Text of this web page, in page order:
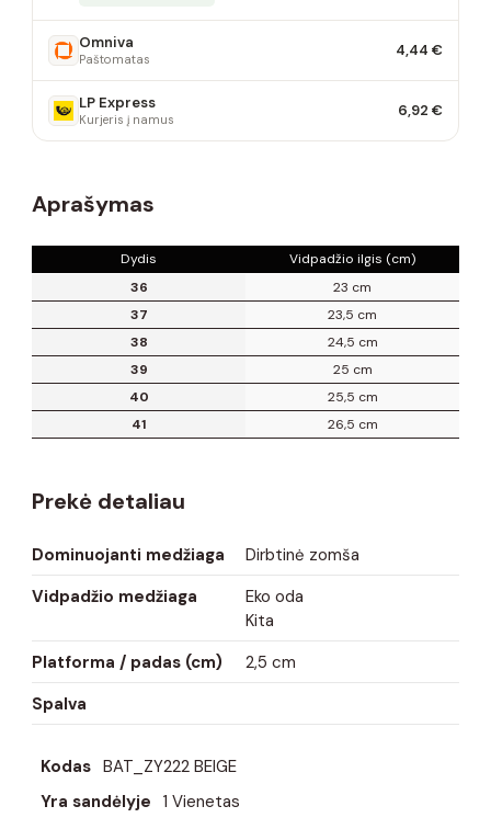
Omniva
Paštomatas 4,44 €
LP Express
Kurjeris į namus 6,92 €
Aprašymas
Dydis
Vidpadžio ilgis (cm)
36
23 cm
37
23,5 cm
38
24,5 cm
39
25 cm
40
25,5 cm
41
26,5 cm
Prekė detaliau
Dominuojanti medžiaga
Dirbtinė zomša
Vidpadžio medžiaga
Eko oda
Kita
Platforma / padas (cm)
2,5 cm
Spalva
Kodas BAT_ZY222 BEIGE
Yra sandėlyje 1 Vienetas